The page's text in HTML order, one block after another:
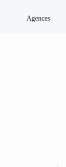
Agences